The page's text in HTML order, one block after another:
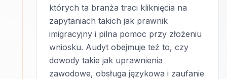
których ta branża traci kliknięcia na
zapytaniach takich jak prawnik
imigracyjny i pilna pomoc przy złożeniu
wniosku. Audyt obejmuje też to, czy
dowody takie jak uprawnienia
zawodowe, obsługa językowa i zaufanie